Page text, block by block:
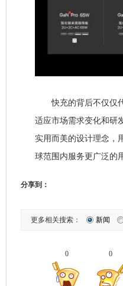
快充的背后不仅仅代
适应市场需求变化和研
实用而美的设计理念，
球范围内服务更广泛的
分享到：
更多相关搜索： 新闻
0 0